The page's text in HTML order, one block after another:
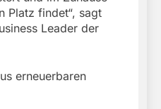
Platz findet“, sagt
Leader der
erneuerbaren